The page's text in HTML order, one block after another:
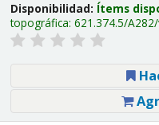
Disponibilidad: Ítems
topográfica: 621.374.5/